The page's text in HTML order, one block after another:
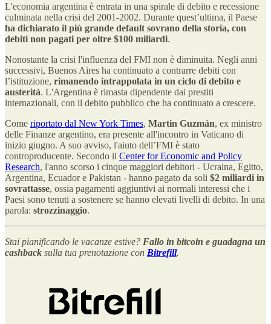
L'economia argentina è entrata in una spirale di debito e recessione
culminata nella crisi del 2001-2002. Durante quest’ultima, il Paese
ha dichiarato il più grande default sovrano della storia, con
debiti non pagati per oltre $100 miliardi.
Nonostante la crisi l'influenza del FMI non è diminuita. Negli anni
successivi, Buenos Aires ha continuato a contrarre debiti con
l’istituzione, rimanendo intrappolata in un ciclo di debito e
austerità. L'Argentina è rimasta dipendente dai prestiti
internazionali, con il debito pubblico che ha continuato a crescere.
Come riportato dal New York Times, Martin Guzmán, ex ministro
delle Finanze argentino, era presente all'incontro in Vaticano di
inizio giugno. A suo avviso, l'aiuto dell’FMI è stato
controproducente. Secondo il Center for Economic and Policy
Research, l'anno scorso i cinque maggiori debitori - Ucraina, Egitto,
Argentina, Ecuador e Pakistan - hanno pagato da soli $2 miliardi in
sovrattasse, ossia pagamenti aggiuntivi ai normali interessi che i
Paesi sono tenuti a sostenere se hanno elevati livelli di debito. In una
parola: strozzinaggio.
Stai pianificando le vacanze estive? Fallo in bitcoin e guadagna un
cashback sulla tua prenotazione con Bitrefill.